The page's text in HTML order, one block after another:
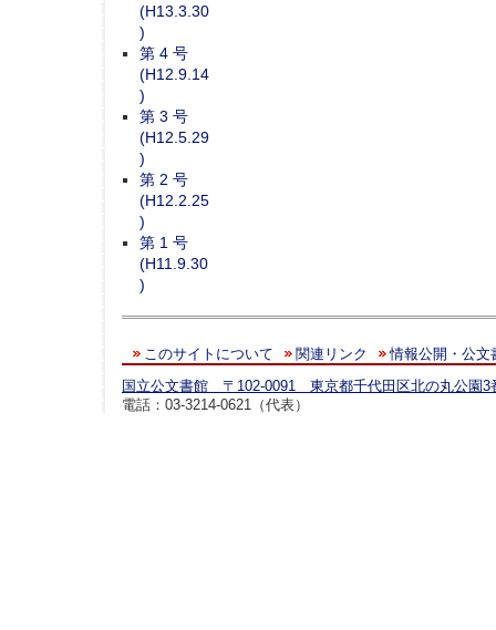
(H13.3.30
)
第 4 号
(H12.9.14
)
第 3 号
(H12.5.29
)
第 2 号
(H12.2.25
)
第 1 号
(H11.9.30
)
このサイトについて 関連リンク
情報公開・公文
国立公文書館 〒102-0091 東京都千代田区北の丸公園3
電話：03-3214-0621（代表）